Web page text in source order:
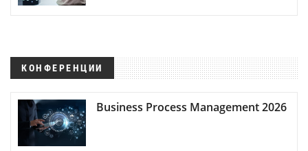
КОНФЕРЕНЦИИ
Business Process Management 2026